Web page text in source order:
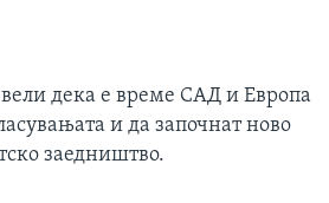
- АРХИВА
- АРХИВА
дека е време САД и Европа
и да започнат ново
заедништво.